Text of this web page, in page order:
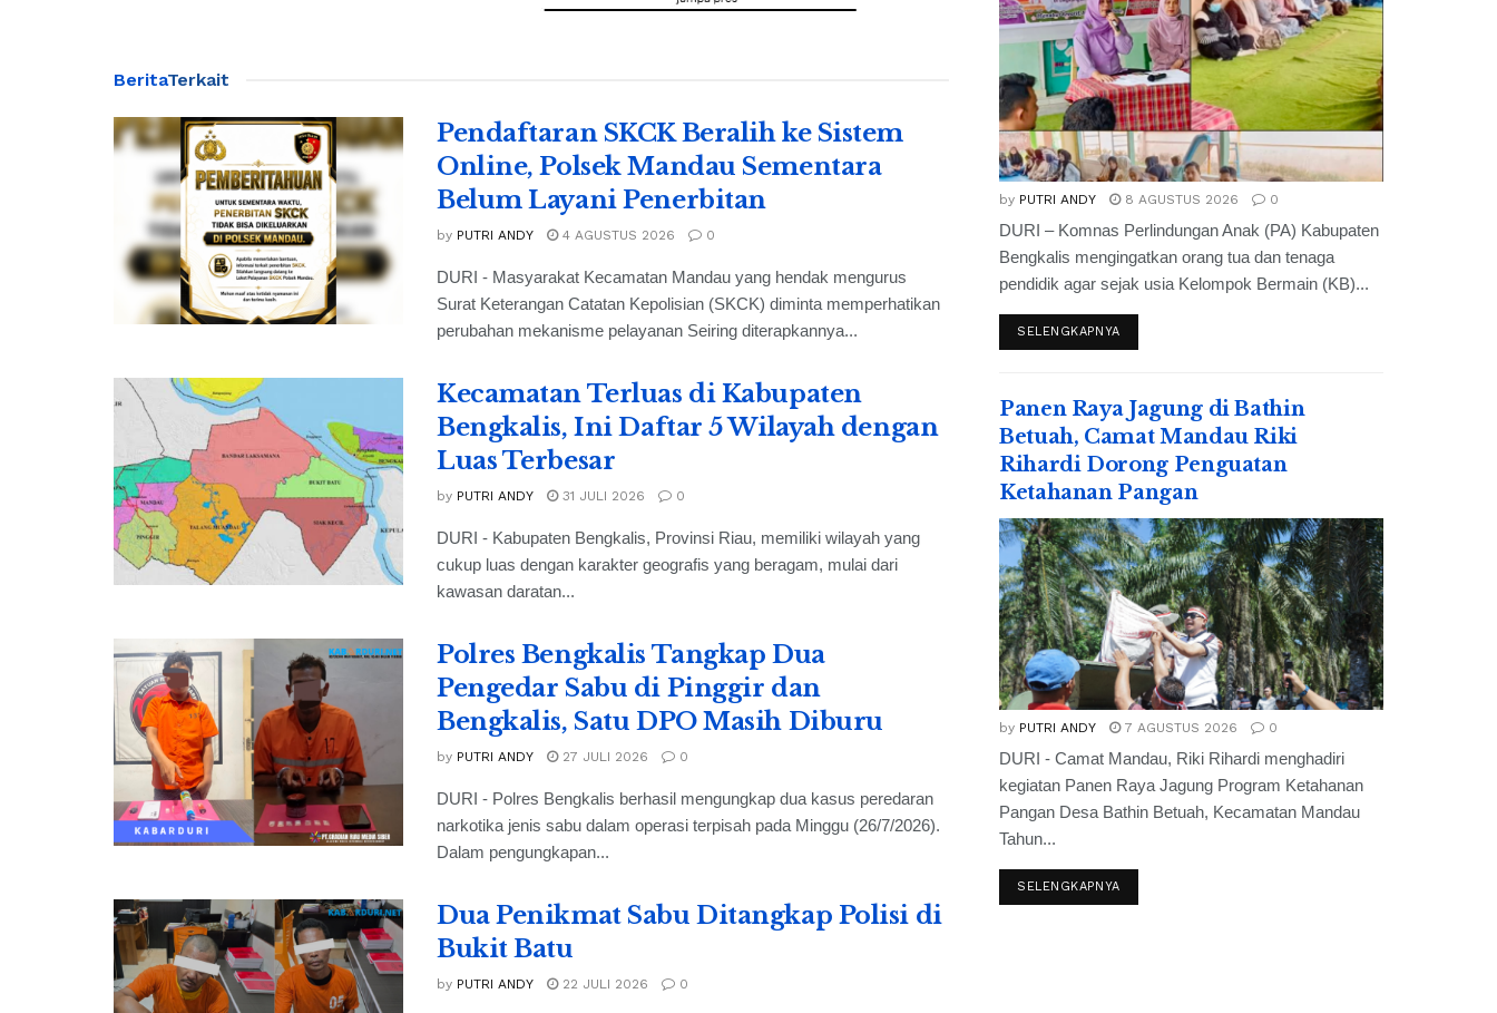
BeritaTerkait
Pendaftaran SKCK Beralih ke Sistem
Online, Polsek Mandau Sementara
Belum Layani Penerbitan
by PUTRI ANDY 4 AGUSTUS 2026 0
DURI - Masyarakat Kecamatan Mandau yang hendak mengurus
Surat Keterangan Catatan Kepolisian (SKCK) diminta memperhatikan
perubahan mekanisme pelayanan Seiring diterapkannya...
Kecamatan Terluas di Kabupaten
Bengkalis, Ini Daftar 5 Wilayah dengan
Luas Terbesar
by PUTRI ANDY 31 JULI 2026 0
DURI - Kabupaten Bengkalis, Provinsi Riau, memiliki wilayah yang
cukup luas dengan karakter geografis yang beragam, mulai dari
kawasan daratan...
Polres Bengkalis Tangkap Dua
Pengedar Sabu di Pinggir dan
Bengkalis, Satu DPO Masih Diburu
by PUTRI ANDY 27 JULI 2026 0
DURI - Polres Bengkalis berhasil mengungkap dua kasus peredaran
narkotika jenis sabu dalam operasi terpisah pada Minggu (26/7/2026).
Dalam pengungkapan...
Dua Penikmat Sabu Ditangkap Polisi di
Bukit Batu
by PUTRI ANDY 22 JULI 2026 0
by PUTRI ANDY 8 AGUSTUS 2026 0
DURI – Komnas Perlindungan Anak (PA) Kabupaten
Bengkalis mengingatkan orang tua dan tenaga
pendidik agar sejak usia Kelompok Bermain (KB)...
SELENGKAPNYA
Panen Raya Jagung di Bathin
Betuah, Camat Mandau Riki
Rihardi Dorong Penguatan
Ketahanan Pangan
by PUTRI ANDY 7 AGUSTUS 2026 0
DURI - Camat Mandau, Riki Rihardi menghadiri
kegiatan Panen Raya Jagung Program Ketahanan
Pangan Desa Bathin Betuah, Kecamatan Mandau
Tahun...
SELENGKAPNYA